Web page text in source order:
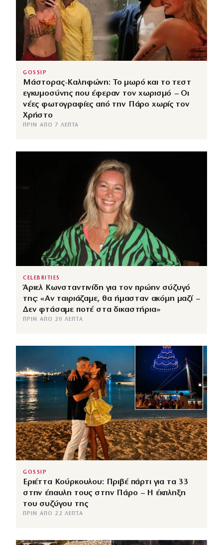
GOSSIP
Μάστορας-Καληφώνη: Το μωρό και το τεστ
εγκυμοσύνης που έφεραν τον χωρισμό – Οι
νέες φωτογραφίες από την Πάρο χωρίς τον
Χρήστο
ΠΡΙΝ ΑΠΌ 7 ΛΕΠΤΆ
CELEBRITIES
Άριελ Κωνσταντινίδη για τον πρώην σύζυγό
της: «Αν ταιριάζαμε, θα ήμασταν ακόμη μαζί –
Δεν φτάσαμε ποτέ στα δικαστήρια»
ΠΡΙΝ ΑΠΌ 20 ΛΕΠΤΆ
GOSSIP
Εριέττα Κούρκουλου: Πριβέ πάρτι για τα 33
στην έπαυλη τους στην Πάρο – Η έκπληξη
του συζύγου της
ΠΡΙΝ ΑΠΌ 22 ΛΕΠΤΆ